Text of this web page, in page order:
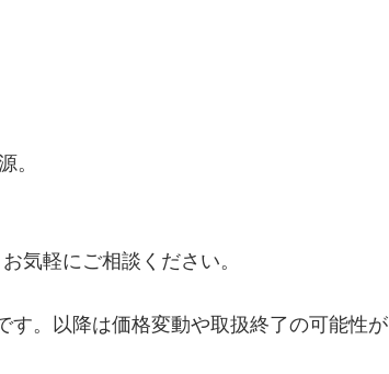
。
気軽にご相談ください。
。以降は価格変動や取扱終了の可能性が